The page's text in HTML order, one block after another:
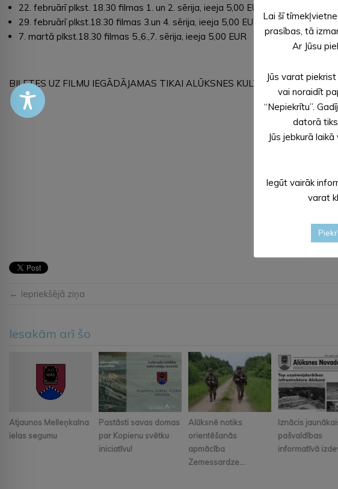
22. februārī plkst. 18.30 filmas 1. un 2. sērija, ieeja 5,00 EUR
29. februārī plkst.18.30 filmas 3.un 4. sērija, ieeja 5,00 EUR
7. martā plkst.18.30 filmas 5.,6.,7. sērija, ieeja 5,00 EUR
BIĻETES UZ FILMU IEGĀDĀJAMAS TIKAI ALŪKSNES KULTŪRAS CENTRA
← Iepriekšējā ziņa
Iesakām arī šo
Atjaunos Melleņkalna
ielas segumu
Pastāsti savas domas
par Kopienu svētku
iniciatīvu!
Alūksnē notiks
orientēšanās
apmācība
Zemessardze...
Iznācis
pašvaldības
informatīvā
Lai šī
prasības, tā
Ar Jūsu
Jūs varat
vai noraidīt
“Nepiekrītu”.
datorā
Jūs jebkurā
Iegūt vairāk
varat